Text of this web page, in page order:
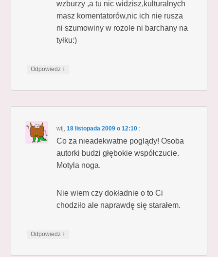
wzburzy ,a tu nic widzisz,kulturalnych
masz komentatorów,nic ich nie rusza
ni szumowiny w rozole ni barchany na
tyłku:)
Odpowiedz ↓
wij,18 listopada 2009 o 12:10 :
Co za nieadekwatne poglądy! Osoba
autorki budzi głębokie współczucie.
Motyla noga.
Nie wiem czy dokładnie o to Ci
chodziło ale naprawdę się starałem.
Odpowiedz ↓